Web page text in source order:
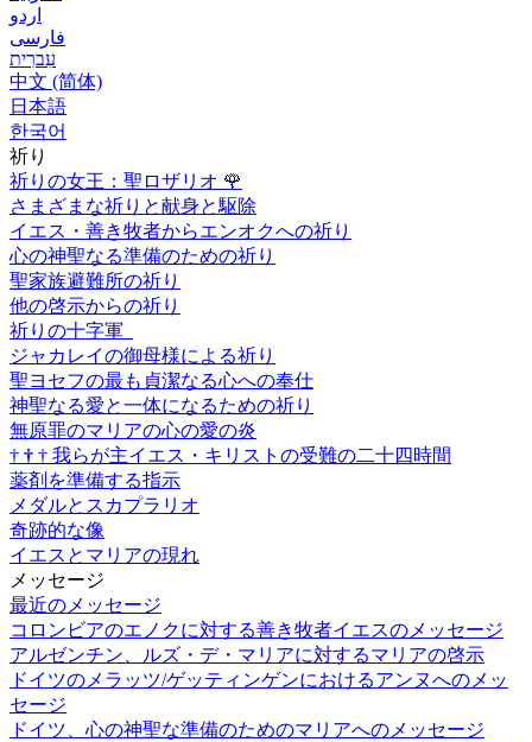
اردو
فارسی
עִברִית
中文 (简体)
日本語
한국어
祈り
祈りの女王：聖ロザリオ 🌹
さまざまな祈りと献身と駆除
イエス・善き牧者からエンオクへの祈り
心の神聖なる準備のための祈り
聖家族避難所の祈り
他の啓示からの祈り
祈りの十字軍
ジャカレイの御母様による祈り
聖ヨセフの最も貞潔なる心への奉仕
神聖なる愛と一体になるための祈り
無原罪のマリアの心の愛の炎
† † † 我らが主イエス・キリストの受難の二十四時間
薬剤を準備する指示
メダルとスカプラリオ
奇跡的な像
イエスとマリアの現れ
メッセージ
最近のメッセージ
コロンビアのエノクに対する善き牧者イエスのメッセージ
アルゼンチン、ルズ・デ・マリアに対するマリアの啓示
ドイツのメラッツ/ゲッティンゲンにおけるアンヌへのメッ
セージ
ドイツ、心の神聖な準備のためのマリアへのメッセージ